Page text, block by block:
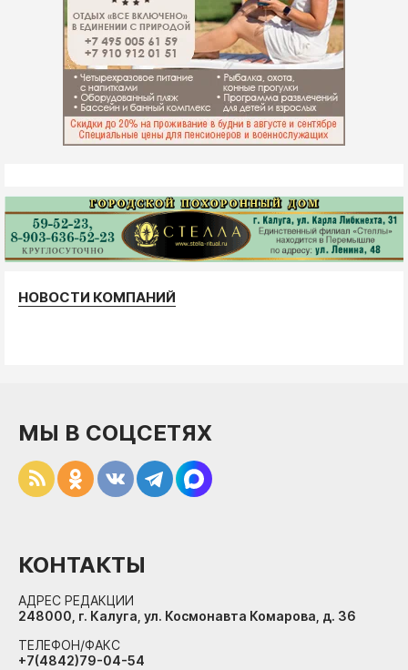
НОВОСТИ КОМПАНИЙ
МЫ В СОЦСЕТЯХ
КОНТАКТЫ
АДРЕС РЕДАКЦИИ
248000, г. Калуга, ул. Космонавта Комарова, д. 36
ТЕЛЕФОН/ФАКС
+7(4842)79-04-54